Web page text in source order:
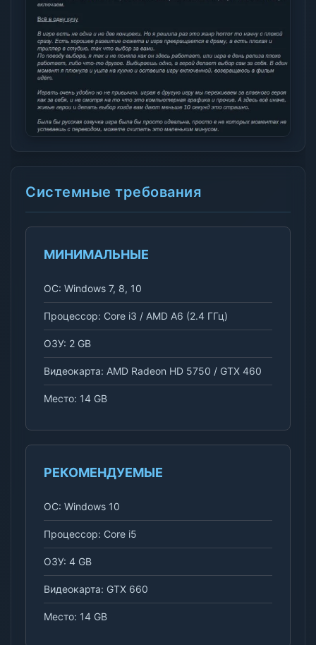
Системные требования
МИНИМАЛЬНЫЕ
ОС: Windows 7, 8, 10
Процессор: Core i3 / AMD A6 (2.4 ГГц)
ОЗУ: 2 GB
Видеокарта: AMD Radeon HD 5750 / GTX 460
Место: 14 GB
РЕКОМЕНДУЕМЫЕ
ОС: Windows 10
Процессор: Core i5
ОЗУ: 4 GB
Видеокарта: GTX 660
Место: 14 GB